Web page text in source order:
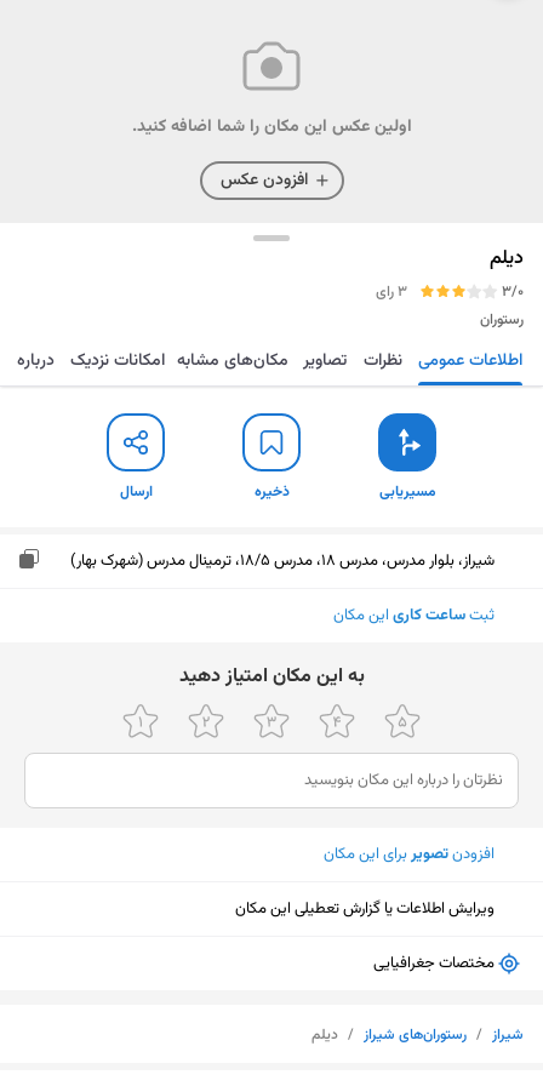
اولین عکس این مکان را شما اضافه کنید.
افزودن عکس
دیلم
3/0
3 رای
رستوران
مسیریابی ذخیره ارسال اطلاعات عمومی نظرات تصاویر مکان‌های مشابه امکانات نزدیک درباره
مسیریابی ذخیره ارسال
شیراز، بلوار مدرس، مدرس 18، مدرس 18/5، ترمینال مدرس (شهرک بهار)
ثبتساعت کاری این مکان
ﺑﻪ اﯾﻦ ﻣﮑﺎن اﻣﺘﯿﺎز دﻫﯿﺪ
افزودنتصویربرای این مکان
ویرایش اطلاعات یا گزارش تعطیلی این مکان
مختصات جغرافیایی
شیراز / رستوران‌های شیراز / دیلم